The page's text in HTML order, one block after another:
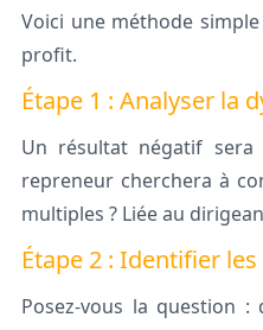
Voici une méthode
profit.
Étape 1 : Analyser la
Un résultat négatif sera
repreneur cherchera à
multiples ? Liée au
Étape 2 : Identifier
Posez-vous la question